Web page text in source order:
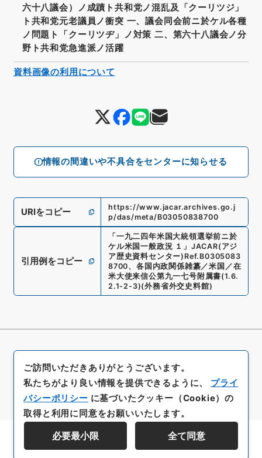
情報の間違いや不具合をセンターに知らせる
六十八議会）ノ成蹟ト共和党ノ混乱及「クーリツジ」
ト共和党元老議員ノ衝突 一、議会同会前ニ於ケル各種
ノ問題ト「クーリツヂ」ノ対策 二、第六十八議会ノ分
野ト共和党急進派ノ活躍
URIをコピー
https://www.jacar.archives.go.j
p/das/meta/B03050838700
引用例をコピー
「 一九二四年米国大統領選挙前ニ於
ケル米国一般政況 １ 」 JACAR(アジ
ア歴史資料センター) Ref. B0305083
8700、 各国内政関係雑纂／米国／在
米大使来信公第九一七号附属書(1.6.
2.1-2-3)(外務省外交史料館)
資料画像の利用について
資料群階層を表示する
ご訪問いただきありがとうございます。
私たちがより良い情報を提供できるように、 プライ
バシーポリシー に基づいたクッキー（Cookie）の
取得と利用に同意をお願いいたします。
必要最小限 全て同意